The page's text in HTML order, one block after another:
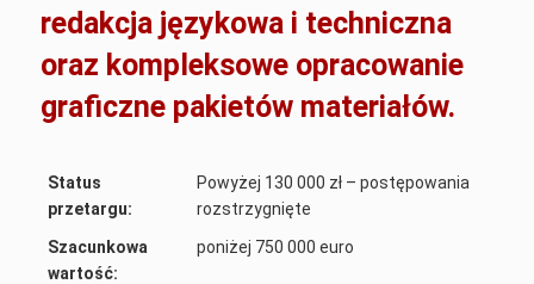
redakcja językowa i techniczna
oraz kompleksowe opracowanie
graficzne pakietów materiałów.
Status
przetargu:
Powyżej 130 000 zł – postępowania
rozstrzygnięte
Szacunkowa
wartość:
poniżej 750 000 euro